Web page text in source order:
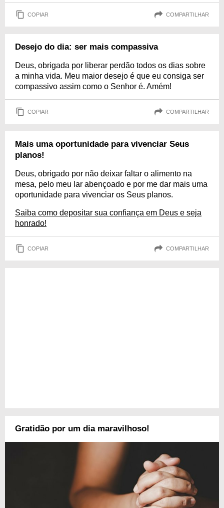
COPIAR COMPARTILHAR
Desejo do dia: ser mais compassiva
Deus, obrigada por liberar perdão todos os dias sobre
a minha vida. Meu maior desejo é que eu consiga ser
compassivo assim como o Senhor é. Amém!
COPIAR COMPARTILHAR
Mais uma oportunidade para vivenciar Seus
planos!
Deus, obrigado por não deixar faltar o alimento na
mesa, pelo meu lar abençoado e por me dar mais uma
oportunidade para vivenciar os Seus planos.
Saiba como depositar sua confiança em Deus e seja
honrado!
COPIAR COMPARTILHAR
Gratidão por um dia maravilhoso!